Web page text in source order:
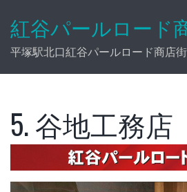
紅谷パールロード
平塚駅北口紅谷パールロード商店街
5. 谷地工務店